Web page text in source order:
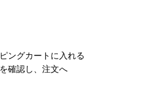
ングカートに入れる
確認し、注文へ